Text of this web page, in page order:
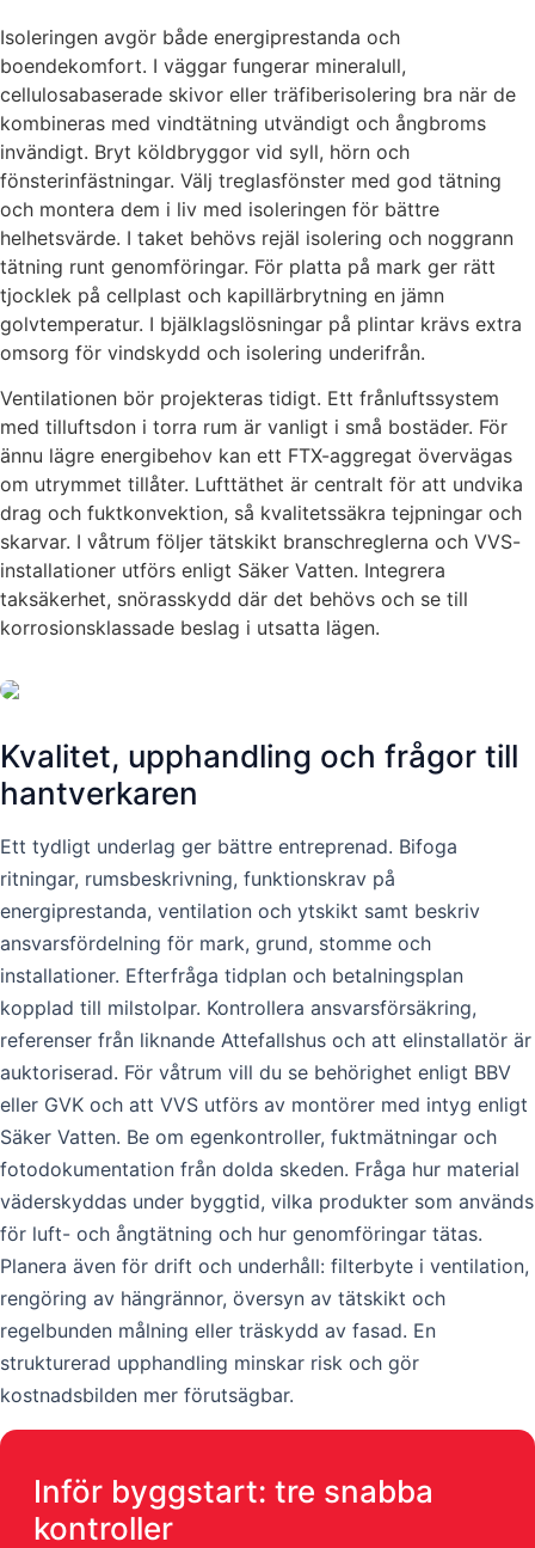
Isoleringen avgör både energiprestanda och
boendekomfort. I väggar fungerar mineralull,
cellulosabaserade skivor eller träfiberisolering bra när de
kombineras med vindtätning utvändigt och ångbroms
invändigt. Bryt köldbryggor vid syll, hörn och
fönsterinfästningar. Välj treglasfönster med god tätning
och montera dem i liv med isoleringen för bättre
helhetsvärde. I taket behövs rejäl isolering och noggrann
tätning runt genomföringar. För platta på mark ger rätt
tjocklek på cellplast och kapillärbrytning en jämn
golvtemperatur. I bjälklagslösningar på plintar krävs extra
omsorg för vindskydd och isolering underifrån.
Ventilationen bör projekteras tidigt. Ett frånluftssystem
med tilluftsdon i torra rum är vanligt i små bostäder. För
ännu lägre energibehov kan ett FTX-aggregat övervägas
om utrymmet tillåter. Lufttäthet är centralt för att undvika
drag och fuktkonvektion, så kvalitetssäkra tejpningar och
skarvar. I våtrum följer tätskikt branschreglerna och VVS-
installationer utförs enligt Säker Vatten. Integrera
taksäkerhet, snörasskydd där det behövs och se till
korrosionsklassade beslag i utsatta lägen.
Kvalitet, upphandling och frågor till
hantverkaren
Ett tydligt underlag ger bättre entreprenad. Bifoga
ritningar, rumsbeskrivning, funktionskrav på
energiprestanda, ventilation och ytskikt samt beskriv
ansvarsfördelning för mark, grund, stomme och
installationer. Efterfråga tidplan och betalningsplan
kopplad till milstolpar. Kontrollera ansvarsförsäkring,
referenser från liknande Attefallshus och att elinstallatör är
auktoriserad. För våtrum vill du se behörighet enligt BBV
eller GVK och att VVS utförs av montörer med intyg enligt
Säker Vatten. Be om egenkontroller, fuktmätningar och
fotodokumentation från dolda skeden. Fråga hur material
väderskyddas under byggtid, vilka produkter som används
för luft- och ångtätning och hur genomföringar tätas.
Planera även för drift och underhåll: filterbyte i ventilation,
rengöring av hängrännor, översyn av tätskikt och
regelbunden målning eller träskydd av fasad. En
strukturerad upphandling minskar risk och gör
kostnadsbilden mer förutsägbar.
Inför byggstart: tre snabba
kontroller